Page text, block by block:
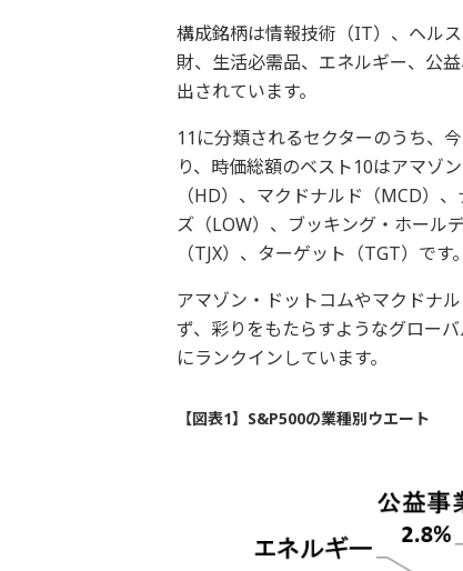
構成銘柄は情報技術（IT）、ヘル
財、生活必需品、エネルギー、公
出されています。
11に分類されるセクターのうち、
り、時価総額のベスト10はアマゾ
（HD）、マクドナルド（MCD）
ズ（LOW）、ブッキング・ホール
（TJX）、ターゲット（TGT）です。
アマゾン・ドットコムやマクドナ
ず、彩りをもたらすようなグロー
にランクインしています。
【図表1】S&P500の業種別ウエート